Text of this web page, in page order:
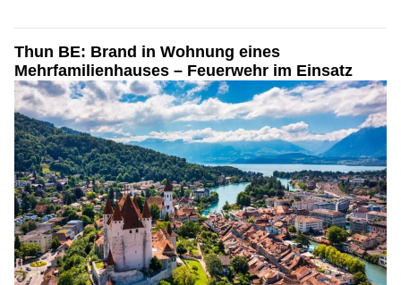
Thun BE: Brand in Wohnung eines
Mehrfamilienhauses – Feuerwehr im Einsatz